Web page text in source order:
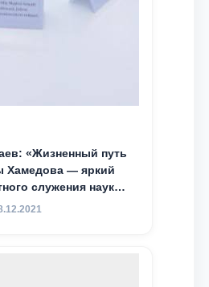
«Жизненный путь
Хамедова — яркий
служения науке,
молодого